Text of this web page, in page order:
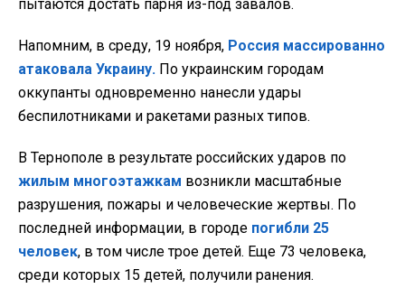
пытаются достать парня из-под завалов.
Напомним, в среду, 19 ноября, Россия массированно
атаковала Украину. По украинским городам
оккупанты одновременно нанесли удары
беспилотниками и ракетами разных типов.
В Тернополе в результате российских ударов по
жилым многоэтажкам возникли масштабные
разрушения, пожары и человеческие жертвы. По
последней информации, в городе погибли 25
человек, в том числе трое детей. Еще 73 человека,
среди которых 15 детей, получили ранения.